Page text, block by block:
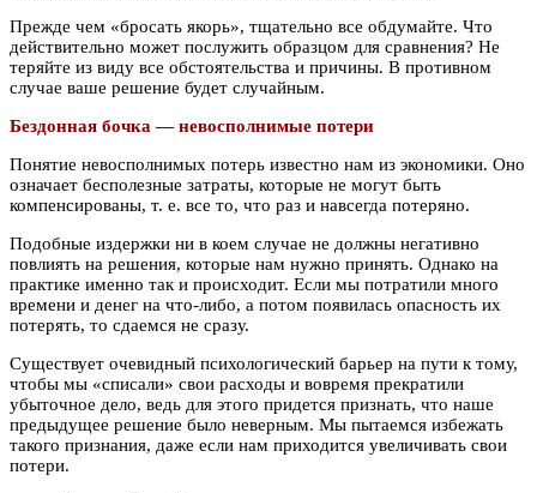
Прежде чем «бросать якорь», тщательно все обдумайте. Что
действительно может послужить образцом для сравнения? Не
теряйте из виду все обстоятельства и причины. В противном
случае ваше решение будет случайным.
Бездонная бочка — невосполнимые потери
Понятие невосполнимых потерь известно нам из экономики. Оно
означает бесполезные затраты, которые не могут быть
компенсированы, т. е. все то, что раз и навсегда потеряно.
Подобные издержки ни в коем случае не должны негативно
повлиять на решения, которые нам нужно принять. Однако на
практике именно так и происходит. Если мы потратили много
времени и денег на что-либо, а потом появилась опасность их
потерять, то сдаемся не сразу.
Существует очевидный психологический барьер на пути к тому,
чтобы мы «списали» свои расходы и вовремя прекратили
убыточное дело, ведь для этого придется признать, что наше
предыдущее решение было неверным. Мы пытаемся избежать
такого признания, даже если нам приходится увеличивать свои
потери.